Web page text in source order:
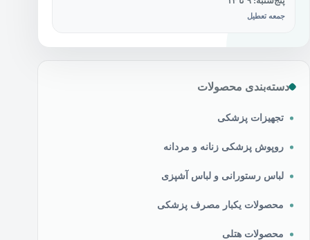
جمعه تعطیل
دسته‌بندی محصولات
تجهیزات پزشکی
روپوش پزشکی زنانه و مردانه
لباس رستورانی و لباس آشپزی
محصولات یکبار مصرف پزشکی
محصولات هتلی